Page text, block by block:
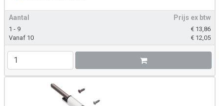
Aantal Prijs ex btw
1 - 9 € 13,86
Vanaf 10
€ 12,05